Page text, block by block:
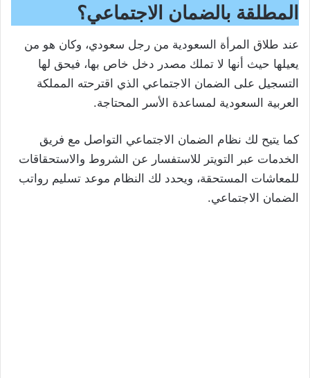
المطلقة بالضمان الاجتماعي؟
عند طلاق المرأة السعودية من رجل سعودي، وكان هو من
يعيلها حيث أنها لا تملك مصدر دخل خاص بها، فيحق لها
التسجيل على الضمان الاجتماعي الذي اقترحته المملكة
العربية السعودية لمساعدة الأسر المحتاجة.
كما يتيح لك نظام الضمان الاجتماعي التواصل مع فريق
الخدمات عبر التويتر للاستفسار عن الشروط والاستحقاقات
للمعاشات المستحقة، ويحدد لك النظام موعد تسليم رواتب
الضمان الاجتماعي.